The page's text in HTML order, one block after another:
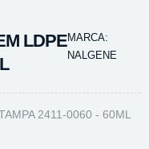
LDPEMARCA:
NALGENE
2411-0060 - 60ML